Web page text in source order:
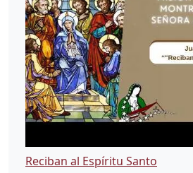
Reciban al Espíritu Santo